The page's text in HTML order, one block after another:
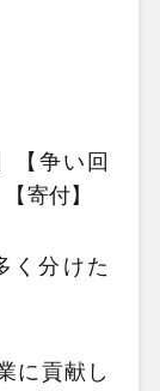
【争い回
寄付】
く分けた
貢献し